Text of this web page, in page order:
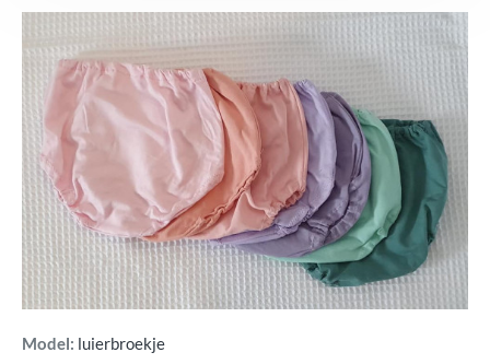
Model: luierbroekje